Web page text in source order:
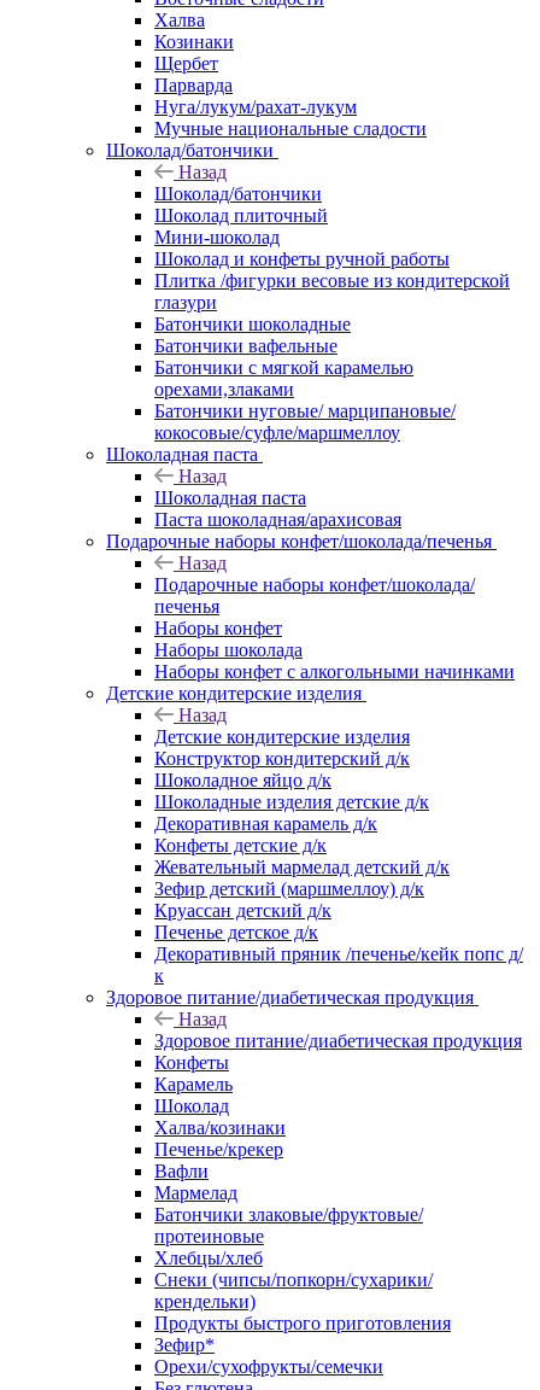
Халва
Козинаки
Щербет
Парварда
Нуга/лукум/рахат-лукум
Мучные национальные сладости
Шоколад/батончики
Назад
Шоколад/батончики
Шоколад плиточный
Мини-шоколад
Шоколад и конфеты ручной работы
Плитка /фигурки весовые из кондитерской
глазури
Батончики шоколадные
Батончики вафельные
Батончики с мягкой карамелью
орехами,злаками
Батончики нуговые/ марципановые/
кокосовые/суфле/маршмеллоу
Шоколадная паста
Назад
Шоколадная паста
Паста шоколадная/арахисовая
Подарочные наборы конфет/шоколада/печенья
Назад
Подарочные наборы конфет/шоколада/
печенья
Наборы конфет
Наборы шоколада
Наборы конфет с алкогольными начинками
Детские кондитерские изделия
Назад
Детские кондитерские изделия
Конструктор кондитерский д/к
Шоколадное яйцо д/к
Шоколадные изделия детские д/к
Декоративная карамель д/к
Конфеты детские д/к
Жевательный мармелад детский д/к
Зефир детский (маршмеллоу) д/к
Круассан детский д/к
Печенье детское д/к
Декоративный пряник /печенье/кейк попс д/
к
Здоровое питание/диабетическая продукция
Назад
Здоровое питание/диабетическая продукция
Конфеты
Карамель
Шоколад
Халва/козинаки
Печенье/крекер
Вафли
Мармелад
Батончики злаковые/фруктовые/
протеиновые
Хлебцы/хлеб
Снеки (чипсы/попкорн/сухарики/
крендельки)
Продукты быстрого приготовления
Зефир*
Орехи/сухофрукты/семечки